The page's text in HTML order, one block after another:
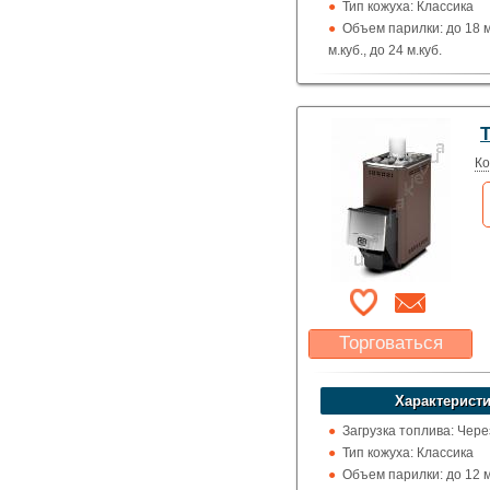
Тип кожуха: Классика
Объем парилки: до 18
м.куб., до 24 м.куб.
Дверца: Глухая
Топка (материал):
Использование: Для
коммерции
Производитель:
Торговаться
Какая цена Вас
устроит?
Указать цену
Загрузка топлива:
Тип кожуха: Классика
Объем парилки: до 12